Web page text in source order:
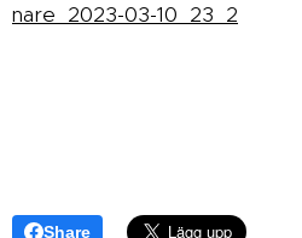
nare_2023-03-10_23_2
Share